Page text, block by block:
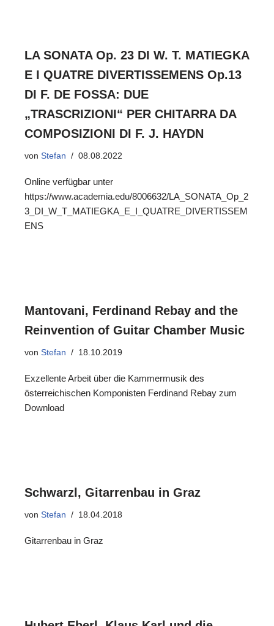
LA SONATA Op. 23 DI W. T. MATIEGKA
E I QUATRE DIVERTISSEMENS Op.13
DI F. DE FOSSA: DUE
„TRASCRIZIONI“ PER CHITARRA DA
COMPOSIZIONI DI F. J. HAYDN
von Stefan 08.08.2022
Online verfügbar unter
https://www.academia.edu/8006632/LA_SONATA_Op_2
3_DI_W_T_MATIEGKA_E_I_QUATRE_DIVERTISSEM
ENS
Mantovani, Ferdinand Rebay and the
Reinvention of Guitar Chamber Music
von Stefan 18.10.2019
Exzellente Arbeit über die Kammermusik des
österreichischen Komponisten Ferdinand Rebay zum
Download
Schwarzl, Gitarrenbau in Graz
von Stefan 18.04.2018
Gitarrenbau in Graz